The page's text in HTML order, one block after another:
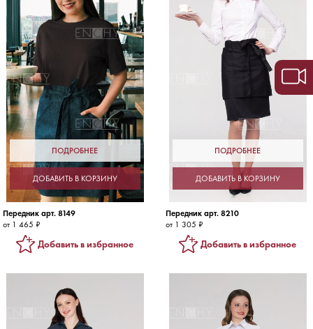
ПОДРОБНЕЕ
ДОБАВИТЬ В КОРЗИНУ
Передник арт. 8149
от 1 465 ₽
Добавить в избранное
ПОДРОБНЕЕ
ДОБАВИТЬ В КОРЗИНУ
Передник арт. 8210
от 1 305 ₽
Добавить в избранное